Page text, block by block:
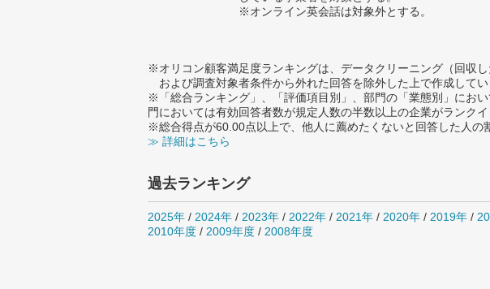
※オンライン英会話は対象外とする。
※オリコン顧客満足度ランキングは、データクリーニング（回収し
および調査対象者条件から外れた回答を除外した上で作成してい
※「総合ランキング」、「評価項目別」、部門の「業態別」にお
門においては有効回答者数が規定人数の半数以上の企業がランクイ
※総合得点が60.00点以上で、他人に薦めたくないと回答した人の
≫ 詳細はこちら
過去ランキング
2025年 / 2024年 / 2023年 / 2022年 / 2021年 / 2020年 / 2019年 /
2010年度 / 2009年度 / 2008年度